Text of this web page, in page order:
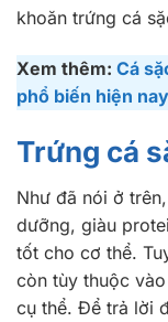
khoăn trứng cá
Xem thêm: Cá
phổ biến hiện nay
Trứng cá
Như đã nói ở
dưỡng, giàu
tốt cho cơ thể.
còn tùy thuộc
cụ thể. Để trả lời